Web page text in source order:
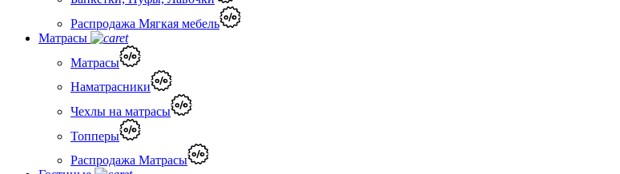
Распродажа Мягкая мебель
Матрасы
Матрасы
Наматрасники
Чехлы на матрасы
Топперы
Распродажа Матрасы